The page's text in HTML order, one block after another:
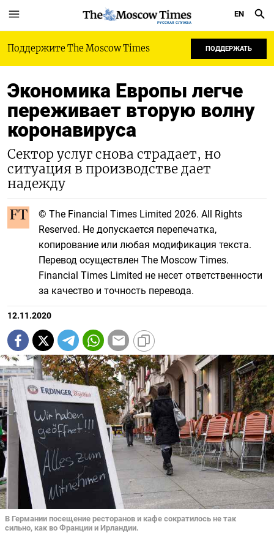
РУССКАЯ СЛУЖБА
EN
Поддержите The Moscow Times ПОДДЕРЖАТЬ
Экономика Европы легче
переживает вторую волну
коронавируса
Сектор услуг снова страдает, но
ситуация в производстве дает
надежду
© The Financial Times Limited 2026. All Rights
Reserved. Не допускается перепечатка,
копирование или любая модификация текста.
Перевод осуществлен The Moscow Times.
Financial Times Limited не несет ответственности
за качество и точность перевода.
12.11.2020
В Германии посещение ресторанов и кафе сократилось не так
сильно, как во Франции и Ирландии.